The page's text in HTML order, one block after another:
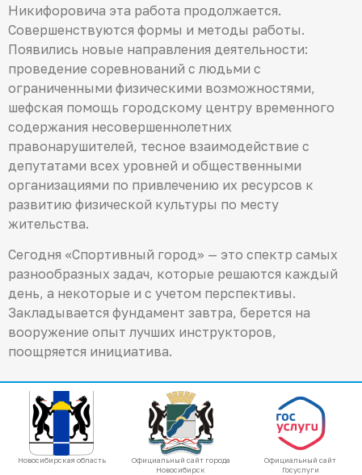
Никифоровича эта работа продолжается.
Совершенствуются формы и методы работы.
Появились новые направления деятельности:
проведение соревнований с людьми с
ограниченными физическими возможностями,
шефская помощь городскому центру временного
содержания несовершеннолетних
правонарушителей, тесное взаимодействие с
депутатами всех уровней и общественными
организациями по привлечению их ресурсов к
развитию физической культуры по месту
жительства.
Сегодня «Спортивный город» — это спектр самых
разнообразных задач, которые решаются каждый
день, а некоторые и с учетом перспективы.
Закладывается фундамент завтра, берется на
вооружение опыт лучших инструкторов,
поощряется инициатива.
Новосибирская область
Официальный сайт города
Новосибирск
Официальный сайт
Госуслуги